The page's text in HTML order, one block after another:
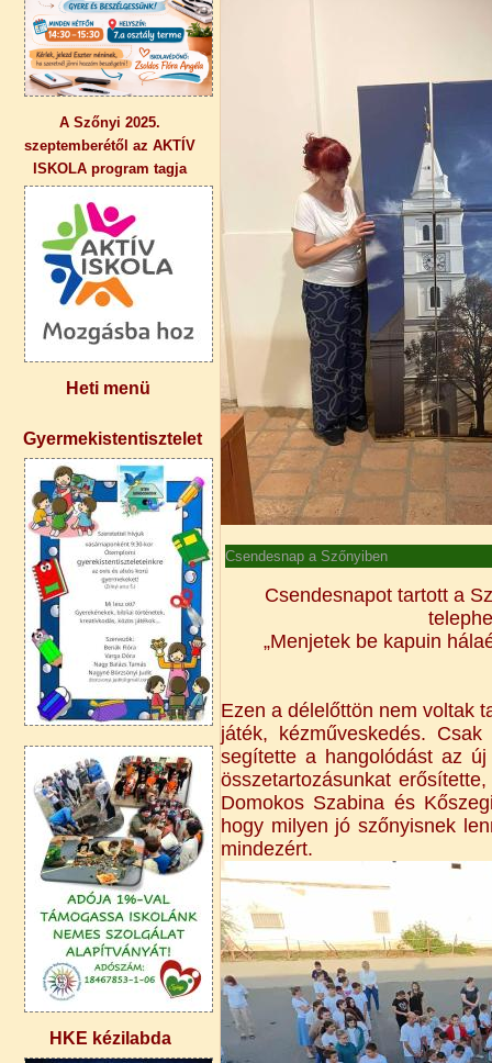
A Szőnyi 2025.
szeptemberétől az AKTÍV
ISKOLA program tagja
Heti menü
Gyermekistentisztelet
HKE kézilabda
Csendesnap a Szőnyiben
Csendesnapot tartott a
„Menjetek be kapuin
Ezen a délelőttön nem voltak
játék, kézműveskedés.
segítette a hangolódást az
összetartozásunkat
Domokos Szabina és
hogy milyen jó szőnyisnek
mindezért.